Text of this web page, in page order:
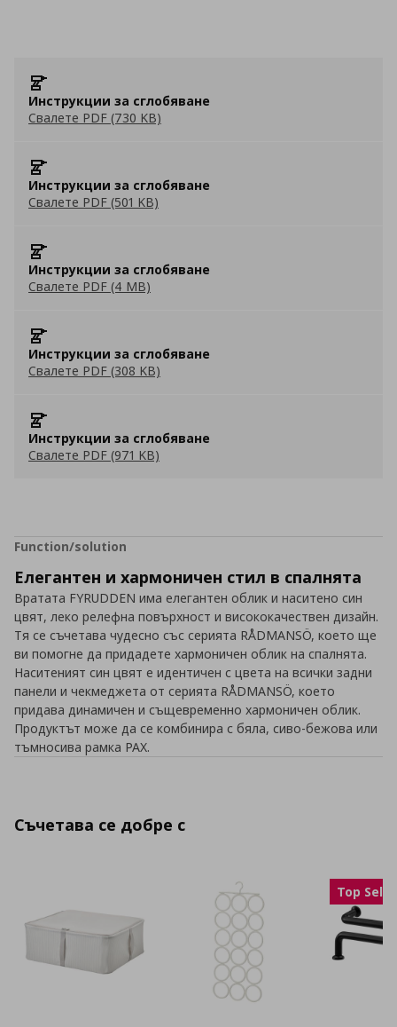
Инструкции за сглобяване
Свалете PDF (730 KB)
Инструкции за сглобяване
Свалете PDF (501 KB)
Инструкции за сглобяване
Свалете PDF (4 MB)
Инструкции за сглобяване
Свалете PDF (308 KB)
Инструкции за сглобяване
Свалете PDF (971 KB)
Function/solution
Елегантен и хармоничен стил в спалнята
Вратата FYRUDDEN има елегантен облик и наситено син
цвят, леко релефна повърхност и висококачествен дизайн.
Тя се съчетава чудесно със серията RÅDMANSÖ, което ще
ви помогне да придадете хармоничен облик на спалнята.
Наситеният син цвят е идентичен с цвета на всички задни
панели и чекмеджета от серията RÅDMANSÖ, което
придава динамичен и същевременно хармоничен облик.
Продуктът може да се комбинира с бяла, сиво-бежова или
тъмносива рамка PAX.
Съчетава се добре с
Top